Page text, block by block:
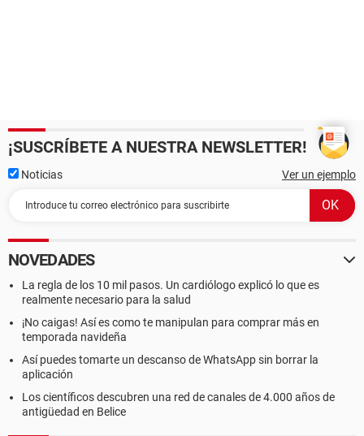
¡SUSCRÍBETE A NUESTRA NEWSLETTER!
Noticias Ver un ejemplo
NOVEDADES
La regla de los 10 mil pasos. Un cardiólogo explicó lo que es
realmente necesario para la salud
¡No caigas! Así es como te manipulan para comprar más en
temporada navideña
Así puedes tomarte un descanso de WhatsApp sin borrar la
aplicación
Los científicos descubren una red de canales de 4.000 años de
antigüedad en Belice